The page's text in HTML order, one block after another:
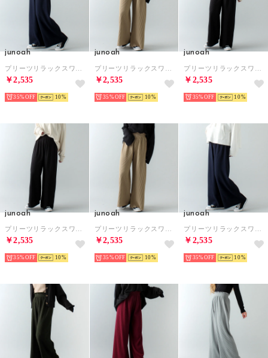
junoah
￥2,535
35% 10
junoah
￥2,535
35% 10
junoah
￥2,535
35% 10
junoah
￥2,535
35% 10
junoah
￥2,535
35% 10
junoah
￥2,535
35% 10